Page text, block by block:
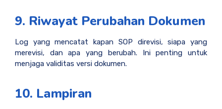
9. Riwayat Perubahan Dokumen
Log yang mencatat kapan SOP direvisi, siapa yang
merevisi, dan apa yang berubah. Ini penting untuk
menjaga validitas versi dokumen.
10. Lampiran